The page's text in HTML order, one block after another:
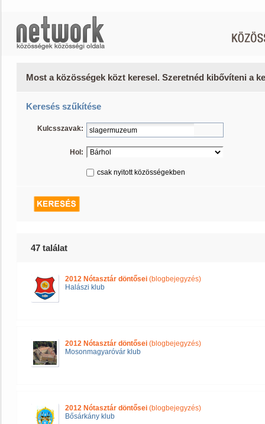
Most a közösségek közt keresel. Szeretnéd kibővíteni a
Keresés szűkítése
Kulcsszavak:
Hol:
csak nyitott közösségekben
47 találat
2012 Nótasztár döntősei (blogbejegyzés)
Halászi klub
2012 Nótasztár döntősei (blogbejegyzés)
Mosonmagyaróvár klub
2012 Nótasztár döntősei (blogbejegyzés)
Bősárkány klub